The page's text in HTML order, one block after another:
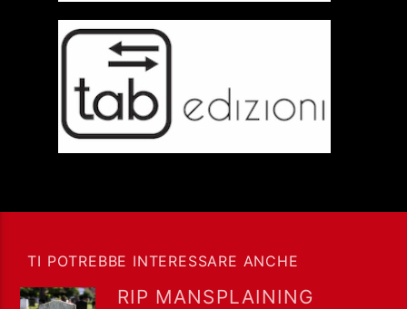
TI POTREBBE INTERESSARE ANCHE
RIP MANSPLAINING